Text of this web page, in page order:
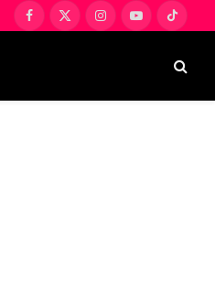
Facebook
X
InstagramYouTubeTikTok